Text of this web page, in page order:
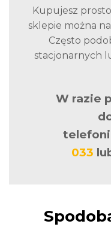
Kupujesz
sklepie można
Często
stacjonarnych
W razie
033